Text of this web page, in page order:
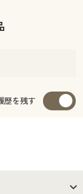
歴を残す